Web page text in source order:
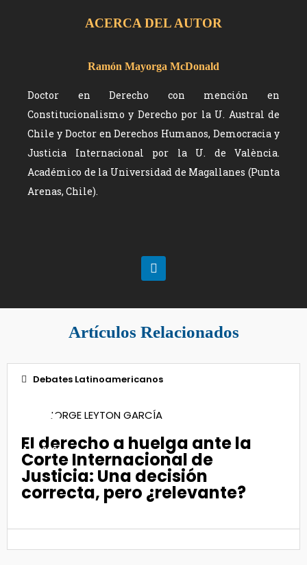
ACERCA DEL AUTOR
Ramón Mayorga McDonald
Doctor en Derecho con mención en
Constitucionalismo y Derecho por la U. Austral de
Chile y Doctor en Derechos Humanos, Democracia y
Justicia Internacional por la U. de València.
Académico de la Universidad de Magallanes (Punta
Arenas, Chile).
Artículos Relacionados
Debates Latinoamericanos
06
Ago 2026
JORGE LEYTON GARCÍA
El derecho a huelga ante la
Corte Internacional de
Justicia: Una decisión
correcta, pero ¿relevante?